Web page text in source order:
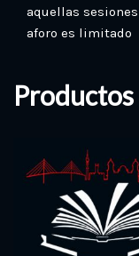
aquellas
aforo es limitado